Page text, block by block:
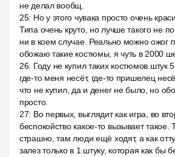
не делал вообщ.
25: Но у этого чувака просто очень
Типа очень круто, но лучше такого не
ни в коем случае. Реально можно ожог
обожаю такие костюмы, я чуть в 2000
26: Году не купил таких костюмов штук
где-то меня несёт, где-то пришелец
что не купил, да и денег не было, но
просто.
27: Во первых, выглядит как игра, во
беспокойство какое-то вызывает
страшно, там люди ещё ходят, а как
залез только в 1 штуку, которая как бы